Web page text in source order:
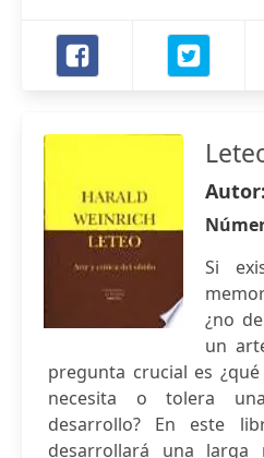
Autor:
Si
¿no
un
pregunta crucial es
necesita o tolera
desarrollo? En este
desarrollará una larga